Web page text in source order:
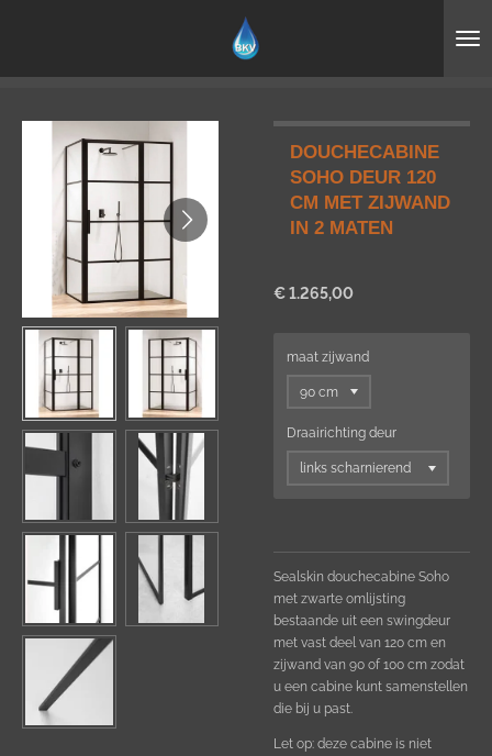
DOUCHECABINE
SOHO DEUR 120
CM MET ZIJWAND
IN 2 MATEN
€ 1.265,00
maat zijwand
Draairichting deur
Sealskin douchecabine Soho
met zwarte omlijsting
bestaande uit een swingdeur
met vast deel van 120 cm en
zijwand van 90 of 100 cm zodat
u een cabine kunt samenstellen
die bij u past.
Let op: deze cabine is niet